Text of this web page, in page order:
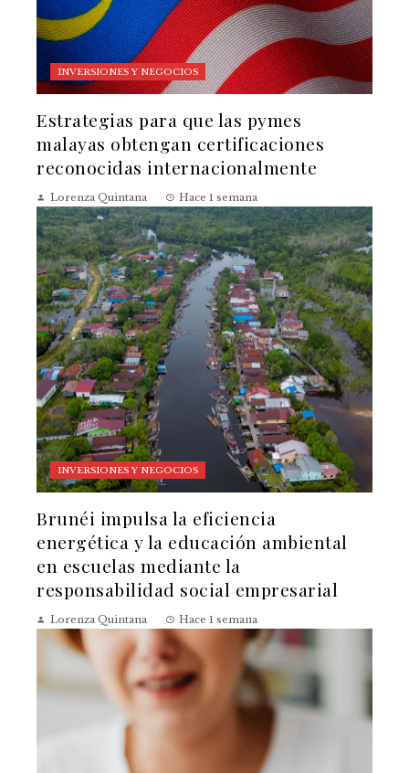
INVERSIONES Y NEGOCIOS
Estrategias para que las pymes
malayas obtengan certificaciones
reconocidas internacionalmente
Lorenza Quintana Hace 1 semana
INVERSIONES Y NEGOCIOS
Brunéi impulsa la eficiencia
energética y la educación ambiental
en escuelas mediante la
responsabilidad social empresarial
Lorenza Quintana Hace 1 semana